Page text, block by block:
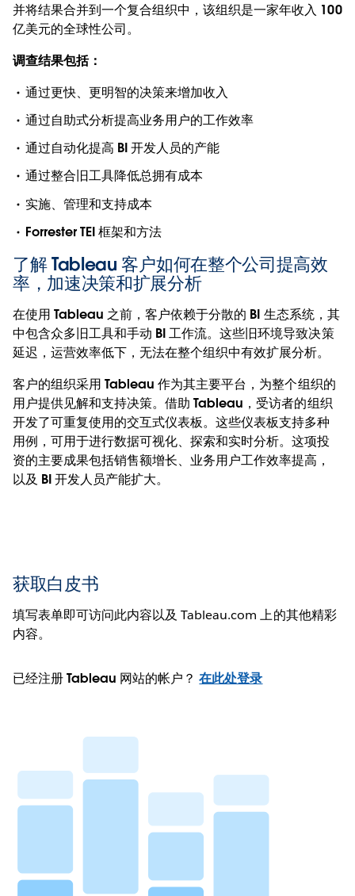
并将结果合并到一个复合组织中，该组织是一家年收入 100
亿美元的全球性公司。
调查结果包括：
通过更快、更明智的决策来增加收入
通过自助式分析提高业务用户的工作效率
通过自动化提高 BI 开发人员的产能
通过整合旧工具降低总拥有成本
实施、管理和支持成本
Forrester TEI 框架和方法
了解 Tableau 客户如何在整个公司提高效
率，加速决策和扩展分析
在使用 Tableau 之前，客户依赖于分散的 BI 生态系统，其
中包含众多旧工具和手动 BI 工作流。这些旧环境导致决策
延迟，运营效率低下，无法在整个组织中有效扩展分析。
客户的组织采用 Tableau 作为其主要平台，为整个组织的
用户提供见解和支持决策。借助 Tableau，受访者的组织
开发了可重复使用的交互式仪表板。这些仪表板支持多种
用例，可用于进行数据可视化、探索和实时分析。这项投
资的主要成果包括销售额增长、业务用户工作效率提高，
以及 BI 开发人员产能扩大。
获取白皮书
填写表单即可访问此内容以及 Tableau.com 上的其他精彩
内容。
已经注册 Tableau 网站的帐户？在此处登录